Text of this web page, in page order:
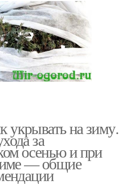
на зиму.
за
осенью и при
— общие